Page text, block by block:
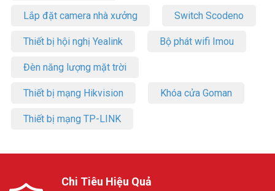
Lắp đặt camera nhà xưởng Switch Scodeno
Thiết bị hội nghị Yealink Bộ phát wifi Imou
Đèn năng lượng mặt trời
Thiết bị mạng Hikvision Khóa cửa Goman
Thiết bị mạng TP-LINK
Chi Tiêu Hiệu Quả